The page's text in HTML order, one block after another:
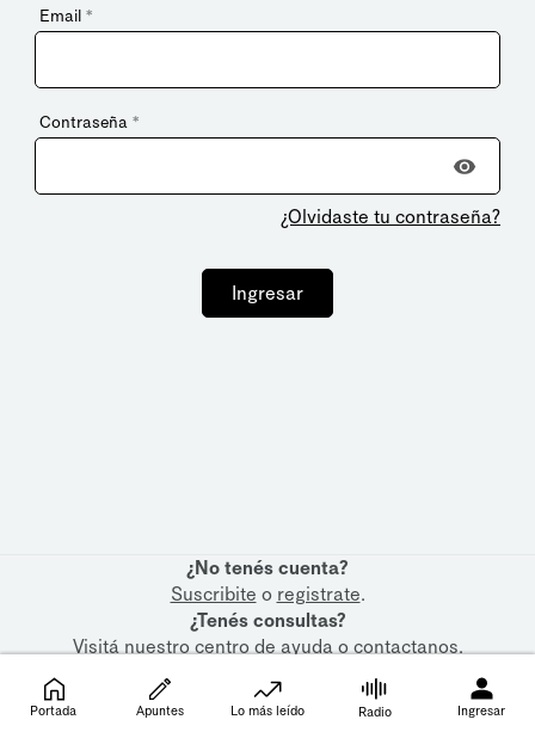
Email *
Contraseña *
¿Olvidaste tu contraseña?
Ingresar
¿No tenés cuenta?
Suscribite o registrate.
¿Tenés consultas?
Visitá nuestrocentro de ayudaocontactanos.
Portada Apuntes Lo más leído Radio Ingresar